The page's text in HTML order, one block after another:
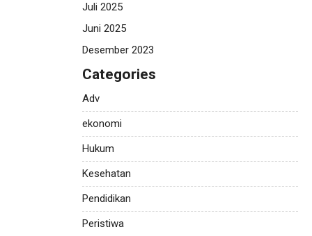
Juli 2025
Juni 2025
Desember 2023
Categories
Adv
ekonomi
Hukum
Kesehatan
Pendidikan
Peristiwa